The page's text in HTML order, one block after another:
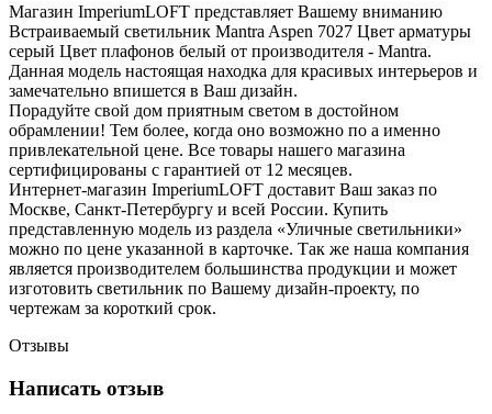
Магазин ImperiumLOFT представляет Вашему вниманию
Встраиваемый светильник Mantra Aspen 7027 Цвет арматуры
серый Цвет плафонов белый от производителя - Mantra.
Данная модель настоящая находка для красивых интерьеров и
замечательно впишется в Ваш дизайн.
Порадуйте свой дом приятным светом в достойном
обрамлении! Тем более, когда оно возможно по а именно
привлекательной цене. Все товары нашего магазина
сертифицированы с гарантией от 12 месяцев.
Интернет-магазин ImperiumLOFT доставит Ваш заказ по
Москве, Санкт-Петербургу и всей России. Купить
представленную модель из раздела «Уличные светильники»
можно по цене указанной в карточке. Так же наша компания
является производителем большинства продукции и может
изготовить светильник по Вашему дизайн-проекту, по
чертежам за короткий срок.
Отзывы
Написать отзыв